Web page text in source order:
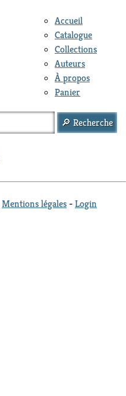
Accueil
Catalogue
Collections
Auteurs
À propos
Panier
Mentions légales -Login